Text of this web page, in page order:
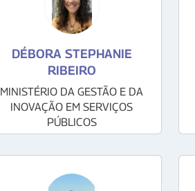
DÉBORA STEPHANIE
RIBEIRO
MINISTÉRIO DA GESTÃO E DA
INOVAÇÃO EM SERVIÇOS
PÚBLICOS